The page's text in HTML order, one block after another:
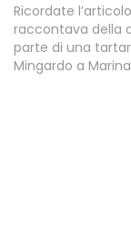
Ricordate
raccontava della
parte di una
Mingardo a